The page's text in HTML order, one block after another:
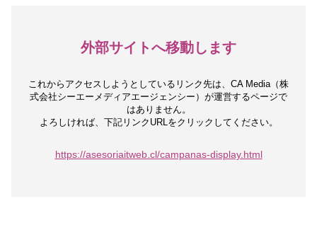
外部サイトへ移動します
これからアクセスしようとしているリンク先は、 CA Media（株
式会社シーエーメディアエージェンシー）が運営するページで
はありません。
よろしければ、下記リンクURLをクリックしてください。
https://asesoriaitweb.cl/campanas-display.html